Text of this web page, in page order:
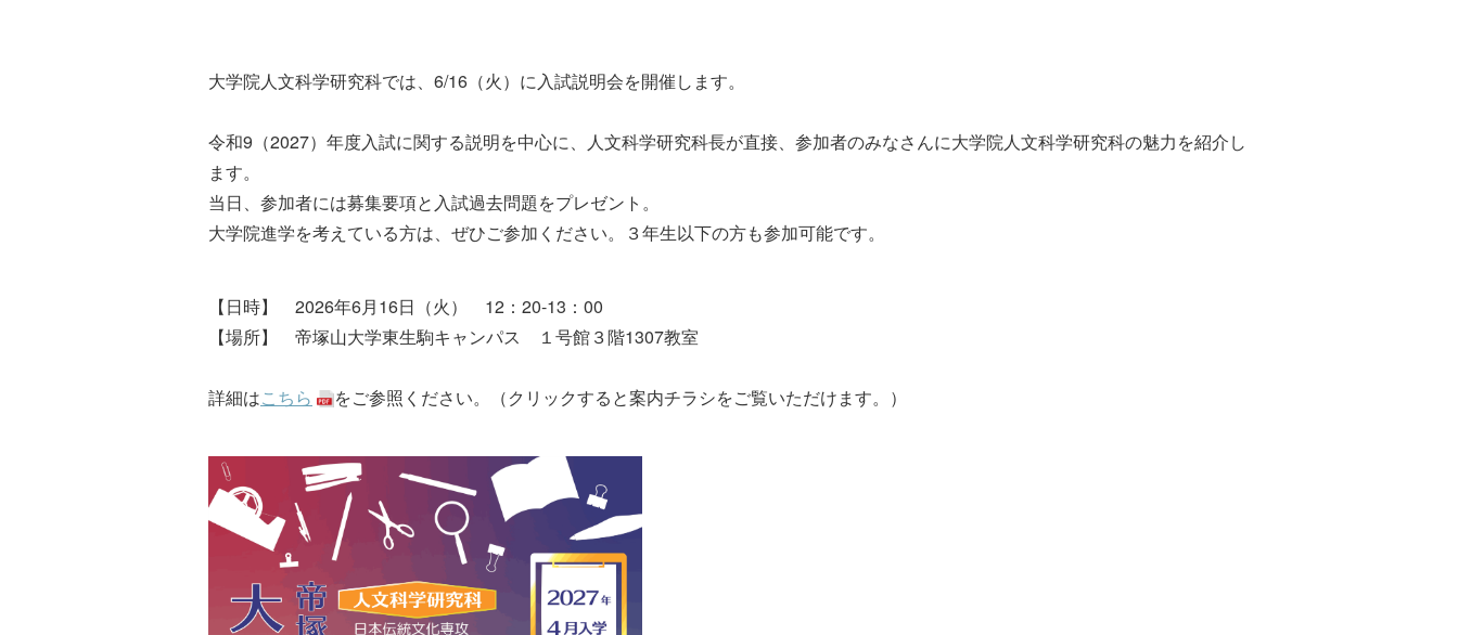
大学院人文科学研究科では、6/16（火）に入試説明会を開催します。
令和9（2027）年度入試に関する説明を中心に、人文科学研究科長が直接、参加者のみなさんに大学院人文科学研究科の魅力を紹介し
ます。
当日、参加者には募集要項と入試過去問題をプレゼント。
大学院進学を考えている方は、ぜひご参加ください。３年生以下の方も参加可能です。
【日時】 2026年6月16日（火） 12：20-13：00
【場所】 帝塚山大学東生駒キャンパス １号館３階1307教室
詳細はこちら をご参照ください。（クリックすると案内チラシをご覧いただけます。）